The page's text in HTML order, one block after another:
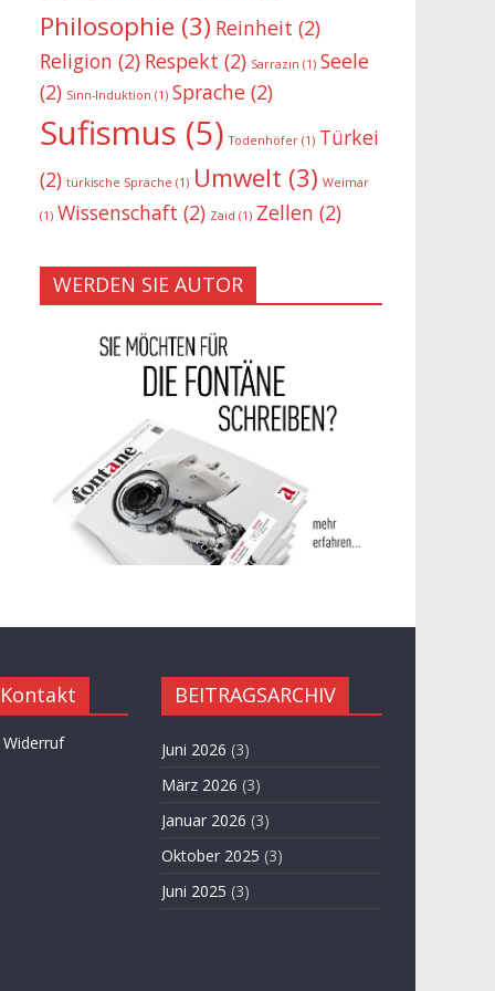
Philosophie (3) Reinheit (2)
Religion (2) Respekt (2) Sarrazin (1) Seele
(2) Sinn-Induktion (1) Sprache (2)
Sufismus (5) Todenhöfer (1) Türkei
(2) türkische Sprache (1) Umwelt (3) Weimar
(1) Wissenschaft (2) Zaid (1) Zellen (2)
WERDEN SIE AUTOR
BEITRAGSARCHIV
Juni 2026 (3)
März 2026 (3)
Januar 2026 (3)
Oktober 2025 (3)
Juni 2025 (3)